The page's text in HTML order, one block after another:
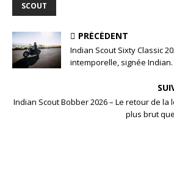
SCOUT
PRÉCÉDENT
Indian Scout Sixty Classic
intemporelle, signée Indian.
Indian Scout Bobber 2026 – Le retour de la
plus brut